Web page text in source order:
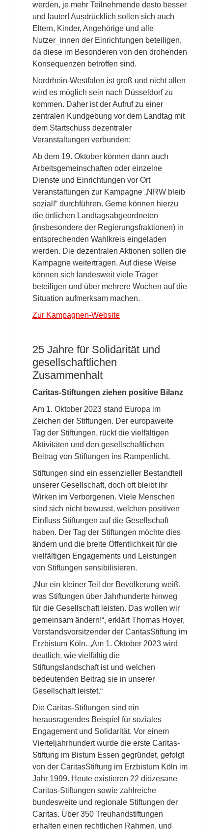
werden, je mehr Teilnehmende desto besser
und lauter! Ausdrücklich sollen sich auch
Eltern, Kinder, Angehörige und alle
Nutzer_innen der Einrichtungen beteiligen,
da diese im Besonderen von den drohenden
Konsequenzen betroffen sind.
Nordrhein-Westfalen ist groß und nicht allen
wird es möglich sein nach Düsseldorf zu
kommen. Daher ist der Aufruf zu einer
zentralen Kundgebung vor dem Landtag mit
dem Startschuss dezentraler
Veranstaltungen verbunden:
Ab dem 19. Oktober können dann auch
Arbeitsgemeinschaften oder einzelne
Dienste und Einrichtungen vor Ort
Veranstaltungen zur Kampagne „NRW bleib
sozial!“ durchführen. Gerne können hierzu
die örtlichen Landtagsabgeordneten
(insbesondere der Regierungsfraktionen) in
entsprechenden Wahlkreis eingeladen
werden. Die dezentralen Aktionen sollen die
Kampagne weitertragen. Auf diese Weise
können sich landesweit viele Träger
beteiligen und über mehrere Wochen auf die
Situation aufmerksam machen.
Zur Kampagnen-Website
25 Jahre für Solidarität und
gesellschaftlichen
Zusammenhalt
Caritas-Stiftungen ziehen positive Bilanz
Am 1. Oktober 2023 stand Europa im
Zeichen der Stiftungen. Der europaweite
Tag der Stiftungen, rückt die vielfältigen
Aktivitäten und den gesellschaftlichen
Beitrag von Stiftungen ins Rampenlicht.
Stiftungen sind ein essenzieller Bestandteil
unserer Gesellschaft, doch oft bleibt ihr
Wirken im Verborgenen. Viele Menschen
sind sich nicht bewusst, welchen positiven
Einfluss Stiftungen auf die Gesellschaft
haben. Der Tag der Stiftungen möchte dies
ändern und die breite Öffentlichkeit für die
vielfältigen Engagements und Leistungen
von Stiftungen sensibilisieren.
„Nur ein kleiner Teil der Bevölkerung weiß,
was Stiftungen über Jahrhunderte hinweg
für die Gesellschaft leisten. Das wollen wir
gemeinsam ändern!“, erklärt Thomas Hoyer,
Vorstandsvorsitzender der CaritasStiftung im
Erzbistum Köln. „Am 1. Oktober 2023 wird
deutlich, wie vielfältig die
Stiftungslandschaft ist und welchen
bedeutenden Beitrag sie in unserer
Gesellschaft leistet.“
Die Caritas-Stiftungen sind ein
herausragendes Beispiel für soziales
Engagement und Solidarität. Vor einem
Vierteljahrhundert wurde die erste Caritas-
Stiftung im Bistum Essen gegründet, gefolgt
von der CaritasStiftung im Erzbistum Köln im
Jahr 1999. Heute existieren 22 diözesane
Caritas-Stiftungen sowie zahlreiche
bundesweite und regionale Stiftungen der
Caritas. Über 350 Treuhandstiftungen
erhalten einen rechtlichen Rahmen, und